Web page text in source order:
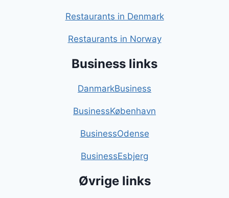
Restaurants in Denmark
Restaurants in Norway
Business links
DanmarkBusiness
BusinessKøbenhavn
BusinessOdense
BusinessEsbjerg
Øvrige links